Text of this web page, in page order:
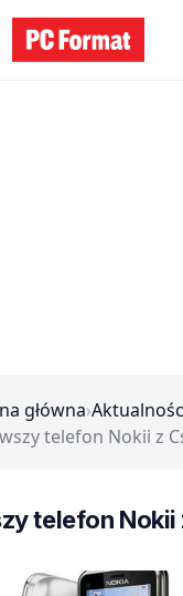
główna›
telefon Nokii z
telefon Nokii